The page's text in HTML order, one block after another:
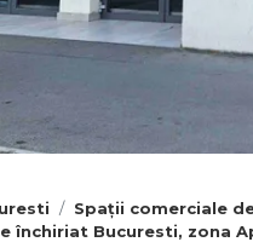
Spații comerciale
închiriat Bucuresti, zona